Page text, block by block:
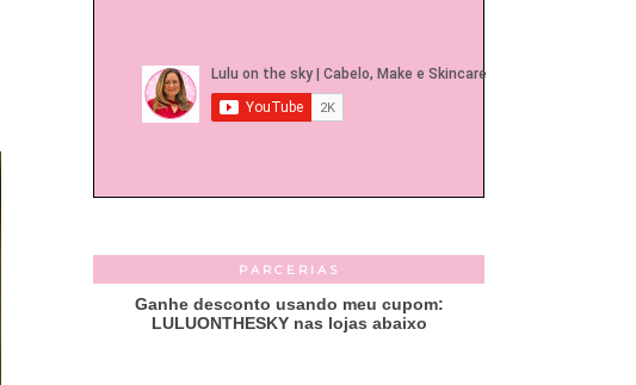
PARCERIAS
Ganhe desconto usando meu cupom:
LULUONTHESKY nas lojas abaixo